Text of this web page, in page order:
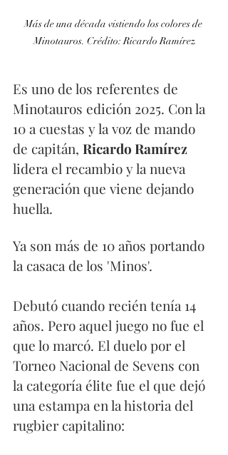
Más de una década vistiendo los colores de
Minotauros. Crédito: Ricardo Ramírez
Es uno de los referentes de
Minotauros edición 2025. Con la
10 a cuestas y la voz de mando
de capitán, Ricardo Ramírez
lidera el recambio y la nueva
generación que viene dejando
huella.
Ya son más de 10 años portando
la casaca de los 'Minos'.
Debutó cuando recién tenía 14
años. Pero aquel juego no fue el
que lo marcó. El duelo por el
Torneo Nacional de Sevens con
la categoría élite fue el que dejó
una estampa en la historia del
rugbier capitalino: